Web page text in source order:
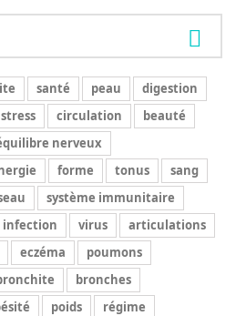
santé peau
digestion
stress circulation
beauté
nerveux
forme tonus
sang
système immunitaire
infection virus
articulations
eczéma
poumons
bronches
poids
régime